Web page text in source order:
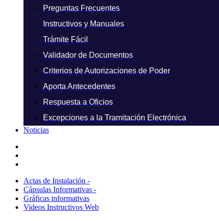
Preguntas Frecuentes
Instructivos y Manuales
Trámite Fácil
Validador de Documentos
Criterios de Autorizaciones de Poder
Aporta Antecedentes
Respuesta a Oficios
Excepciones a la Tramitación Electrónica
Noticias
Actas de Instalación -
Cápsulas Informativas -
Gráficas informativas
Videos Instructivos Web